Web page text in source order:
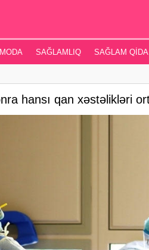
SAĞLAMLIQ SAĞLAM QIDA
hansı qan xəstəlikləri